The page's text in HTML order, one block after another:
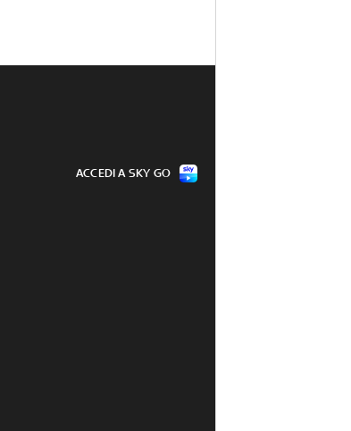
ACCEDI A SKY GO